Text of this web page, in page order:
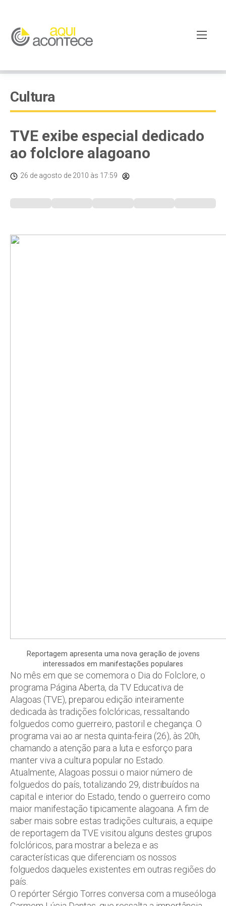
Cultura
TVE exibe especial dedicado
ao folclore alagoano
26 de agosto de 2010 às 17:59
Reportagem apresenta uma nova geração de jovens
interessados em manifestações populares
No mês em que se comemora o Dia do Folclore, o
programa Página Aberta, da TV Educativa de
Alagoas (TVE), preparou edição inteiramente
dedicada às tradições folclóricas, ressaltando
folguedos como guerreiro, pastoril e chegança. O
programa vai ao ar nesta quinta-feira (26), às 20h,
chamando a atenção para a luta e esforço para
manter viva a cultura popular no Estado.
Atualmente, Alagoas possui o maior número de
folguedos do país, totalizando 29, distribuídos na
capital e interior do Estado, tendo o guerreiro como
maior manifestação tipicamente alagoana. A fim de
saber mais sobre estas tradições culturais, a equipe
de reportagem da TVE visitou alguns destes grupos
folclóricos, para mostrar a beleza e as
características que diferenciam os nossos
folguedos daqueles existentes em outras regiões do
país.
O repórter Sérgio Torres conversa com a museóloga